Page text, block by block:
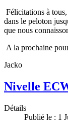
Félicitations à
dans le peloton
que nous
A la prochaine
Jacko
Nivelle
Détails
Publié le : 1